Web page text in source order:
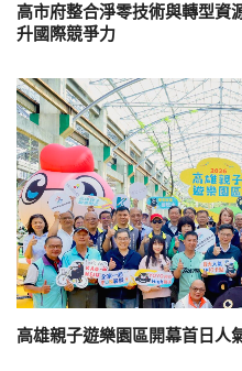
高市府整合淨零技術與轉型
升國際競爭力
高雄親子遊樂園區開幕首日人